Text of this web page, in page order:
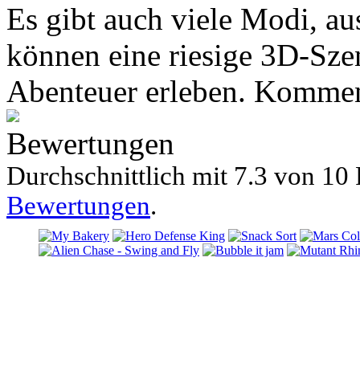
Es gibt auch viele Modi,
können eine riesige 3D-
Abenteuer erleben.
Bewertungen
Durchschnittlich mit 7.3 von 10
Bewertungen.